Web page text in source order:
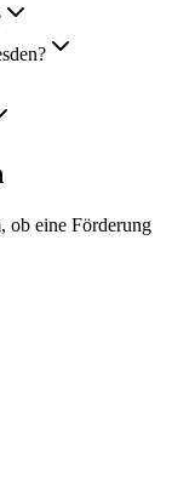
ob eine Förderung